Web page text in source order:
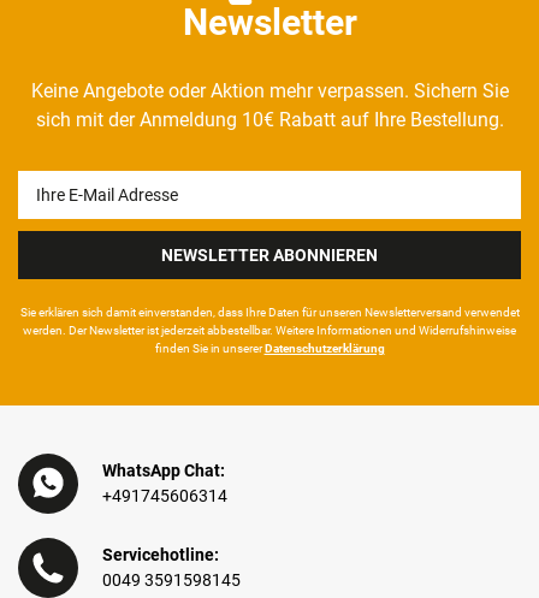
Newsletter
Keine Angebote oder Aktion mehr verpassen. Sichern Sie
sich mit der Anmeldung 10€ Rabatt auf Ihre Bestellung.
Honig
NEWSLETTER ABONNIEREN
Sie erklären sich damit ein­ver­standen, dass Ihre Da­ten für unseren News­letter­versand ver­wen­det
werden. Der News­letter ist jeder­zeit ab­bestel­lbar. Weitere Infor­mationen und Wider­rufshin­weise
finden Sie in unsererDaten­schutz­erklärung
WhatsApp Chat:
+491745606314
Servicehotline:
0049 3591598145